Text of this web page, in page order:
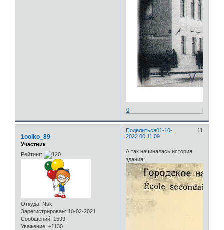
0
Поделиться 11
01-10-
2022 00:11:09
1ooiko_89
Участник
Рейтинг:
Откуда: Nsk
Зарегистрирован: 10-02-2021
Сообщений: 1599
Уважение: +1130
А так начиналась история
здания: